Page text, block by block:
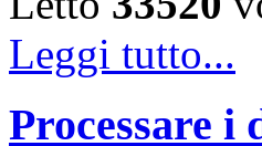
Leggi tutto...
Processare i